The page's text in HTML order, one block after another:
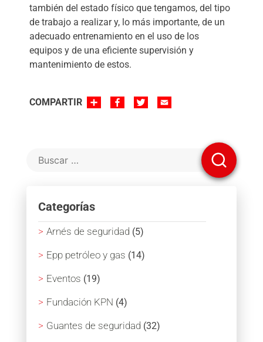
también del estado físico que tengamos, del tipo
de trabajo a realizar y, lo más importante, de un
adecuado entrenamiento en el uso de los
equipos y de una eficiente supervisión y
mantenimiento de estos.
COMPARTIR SHARE FACEBOOK
TWITTER
Categorías
Arnés de seguridad (5)
Epp petróleo y gas (14)
Eventos (19)
Fundación KPN (4)
Guantes de seguridad (32)